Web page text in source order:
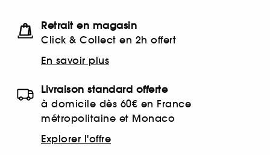
Retrait en magasin
Click & Collect en 2h offert
En savoir plus
Livraison standard offerte
à domicile dès 60€ en France
métropolitaine et Monaco
Explorer l'offre